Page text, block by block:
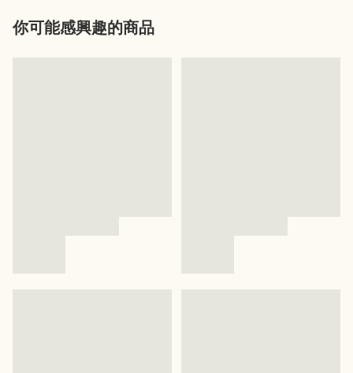
你可能感興趣的商品